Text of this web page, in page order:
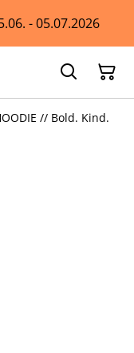
- 05.07.2026
// Bold. Kind.